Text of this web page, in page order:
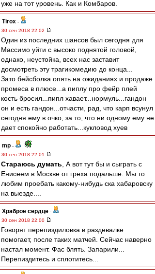
уже на тот уровень. Как и Комбаров.
Tirox -
30 сен 2018 22:02
Один из последних шансов был сегодня для
Массимо уйти с высоко поднятой головой,
однако, неустойка, всех нас заставит
досмотреть эту трагикомедию до конца...
Зато бейсболка опять на ожиданиях и продаже
промеса в плюсе...а пиплу про фейр плей
кость бросил...пипл хавает...нормуль...гандон
он и есть гандон...отчасти, рад, что карп всунул
сегодня ему в очко, за то, что ни одному ему не
дает спокойно работать...кукловод хуев
mp -
30 сен 2018 22:01
Стараюсь думать , А вот тут бы и сыграть с
Енисеем в Москве от греха подальше. Мы то
любим проебать какому-нибудь ска хабаровску
на выезде....
Храброе сердце -
30 сен 2018 22:00
Говорят перепиздиловка в раздевалке
помогает, после таких матчей. Сейчас наверно
настал момент. Фас блять. Запарили...
Перепиздитесь и сплотитесь...